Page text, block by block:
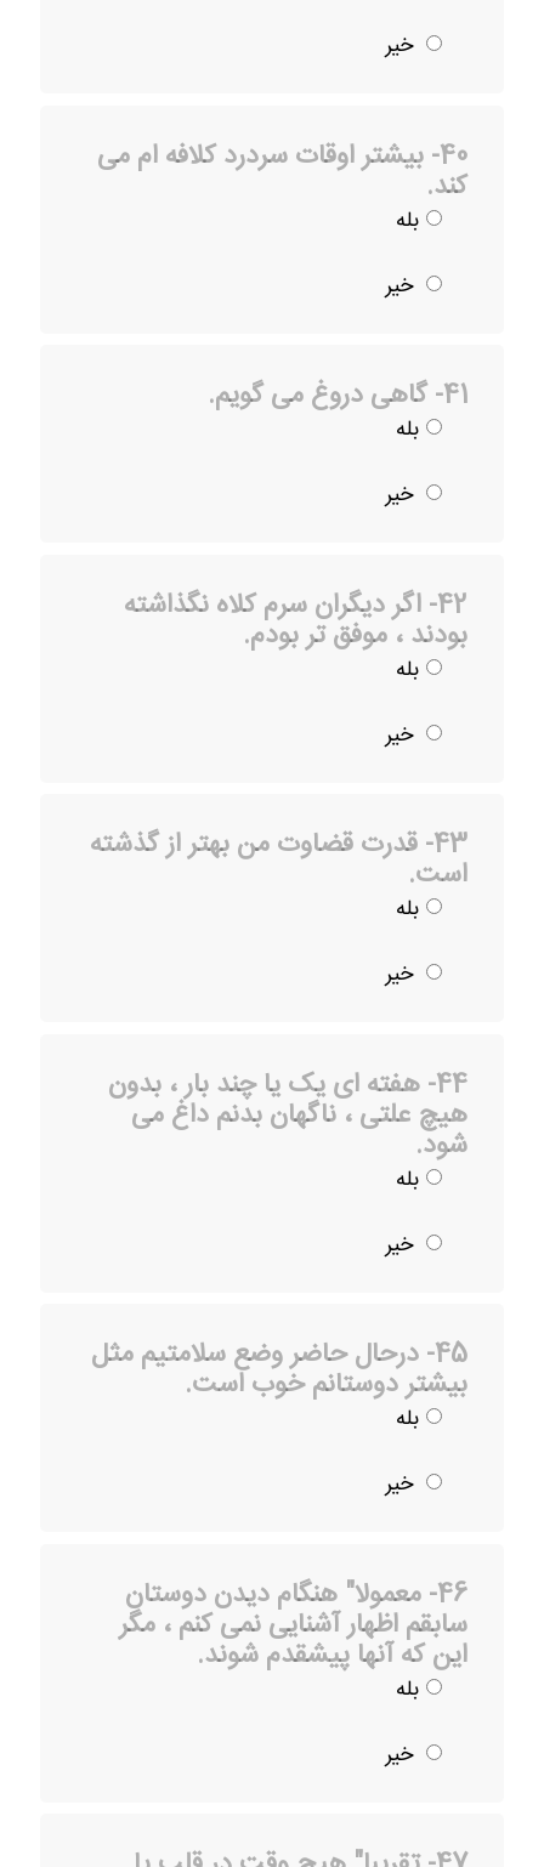
خیر
40- بیشتر اوقات سردرد کلافه ام می
کند.
بله
خیر
41- گاهی دروغ می گویم.
بله
خیر
42- اگر دیگران سرم کلاه نگذاشته
بودند ، موفق تر بودم.
بله
خیر
43- قدرت قضاوت من بهتر از گذشته
است.
بله
خیر
44- هفته ای یک یا چند بار ، بدون
هیچ علتی ، ناگهان بدنم داغ می
شود.
بله
خیر
45- درحال حاضر وضع سلامتیم مثل
بیشتر دوستانم خوب است.
بله
خیر
46- معمولا" هنگام دیدن دوستان
سابقم اظهار آشنایی نمی کنم ، مگر
این که آنها پیشقدم شوند.
بله
خیر